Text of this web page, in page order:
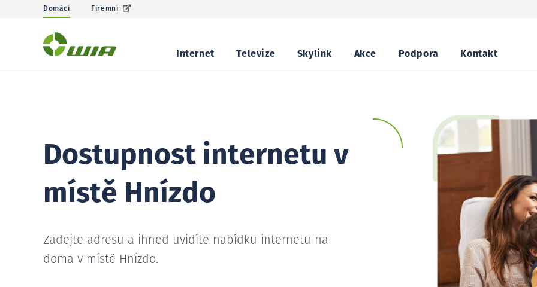
Domácí Firemní
Internet Televize Skylink Akce Podpora Kontakt
Dostupnost internetu v
místě Hnízdo
Zadejte adresu a ihned uvidíte nabídku internetu na
doma v místě Hnízdo.